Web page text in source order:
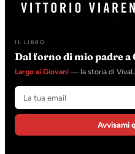
IL LIBRO
Dal forno di mio padre a
Largo ai Giovani — la storia di
Avvisami